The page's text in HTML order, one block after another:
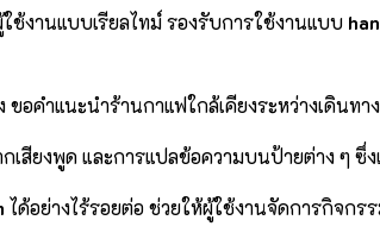
งานแบบเรียลไทม์ รองรับการใช้งานแบบ
ขอคำแนะนำร้านกาแฟใกล้เคียงระหว่างเดินท
สียงพูด และการแปลข้อความบนป้ายต่าง ๆ ซึ่
ได้อย่างไร้รอยต่อ ช่วยให้ผู้ใช้งานจัดการกิจก